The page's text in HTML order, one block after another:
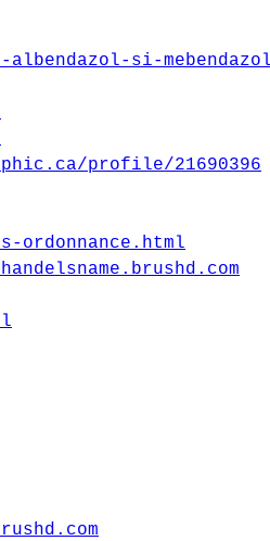
si-
profile/21690396
ordonnance.html